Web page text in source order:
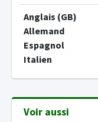
Anglais (GB)
Allemand
Espagnol
Italien
Voir aussi